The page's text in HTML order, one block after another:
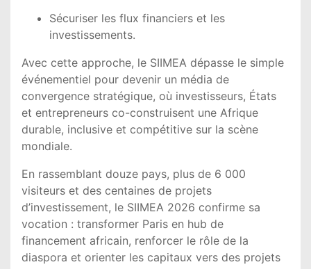
Sécuriser les flux financiers et les
investissements.
Avec cette approche, le SIIMEA dépasse le simple
événementiel pour devenir un média de
convergence stratégique, où investisseurs, États
et entrepreneurs co-construisent une Afrique
durable, inclusive et compétitive sur la scène
mondiale.
En rassemblant douze pays, plus de 6 000
visiteurs et des centaines de projets
d’investissement, le SIIMEA 2026 confirme sa
vocation : transformer Paris en hub de
financement africain, renforcer le rôle de la
diaspora et orienter les capitaux vers des projets